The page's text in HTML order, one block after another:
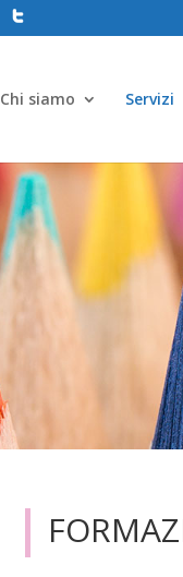
Chi siamo Servizi